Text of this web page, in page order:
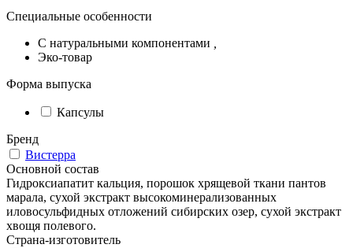
Специальные особенности
С натуральными компонентами
Эко-товар
Форма выпуска
Капсулы
Бренд
Вистерра
Основной состав
Гидроксиапатит кальция, порошок хрящевой ткани пантов
марала, сухой экстракт высокоминерализованных
иловосульфидных отложений сибирских озер, сухой экстракт
хвощя полевого.
Страна-изготовитель